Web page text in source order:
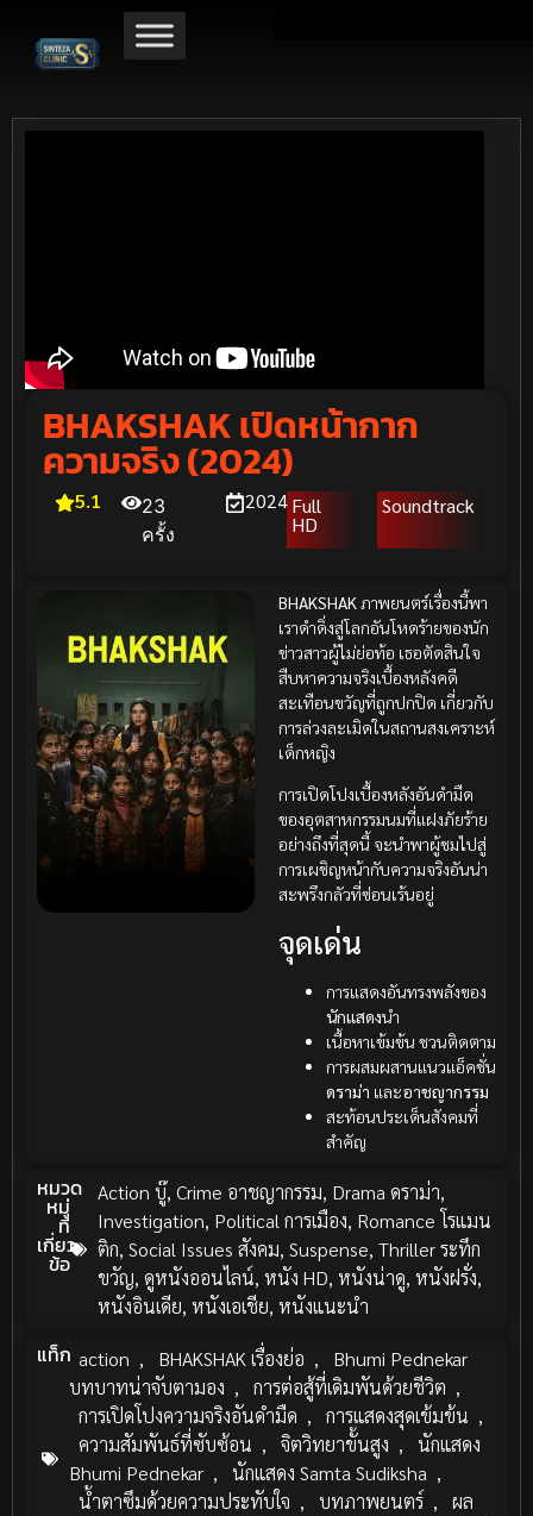
BHAKSHAK เปิดหน้ากาก
ความจริง (2024)
5.1
23
ครั้ง
2024Full
HD
Soundtrack
BHAKSHAKภาพยนตร์เรื่องนี้พา
เราดำดิ่งสู่โลกอันโหดร้ายของนัก
ข่าวสาวผู้ไม่ย่อท้อ เธอตัดสินใจ
สืบหาความจริงเบื้องหลังคดี
สะเทือนขวัญที่ถูกปกปิด เกี่ยวกับ
การล่วงละเมิดในสถานสงเคราะห์
เด็กหญิง
การเปิดโปงเบื้องหลังอันดำมืด
ของอุตสาหกรรมนมที่แฝงภัยร้าย
อย่างถึงที่สุดนี้ จะนำพาผู้ชมไปสู่
การเผชิญหน้ากับความจริงอันน่า
สะพรึงกลัวที่ซ่อนเร้นอยู่
จุดเด่น
การแสดงอันทรงพลังของ
นักแสดงนำ
เนื้อหาเข้มข้น ชวนติดตาม
การผสมผสานแนวแอ็คชั่น
ดราม่า และอาชญากรรม
สะท้อนประเด็นสังคมที่
สำคัญ
หมวด
หมู่
ที่
เกี่ยว
ข้อ
Action บู๊, Crime อาชญากรรม, Drama ดราม่า,
Investigation, Political การเมือง, Romance โรแมน
ติก, Social Issues สังคม, Suspense, Thriller ระทึก
ขวัญ, ดูหนังออนไลน์, หนัง HD, หนังน่าดู, หนังฝรั่ง,
หนังอินเดีย, หนังเอเชีย, หนังแนะนำ
แท็ก action , BHAKSHAK เรื่องย่อ ,
Bhumi Pednekar
บทบาทน่าจับตามอง , การต่อสู้ที่เดิมพันด้วยชีวิต ,
การเปิดโปงความจริงอันดำมืด , การแสดงสุดเข้มข้น ,
ความสัมพันธ์ที่ซับซ้อน , จิตวิทยาขั้นสูง ,
นักแสดง
Bhumi Pednekar , นักแสดง Samta Sudiksha ,
น้ำตาซึมด้วยความประทับใจ , บทภาพยนตร์ ,
ผล